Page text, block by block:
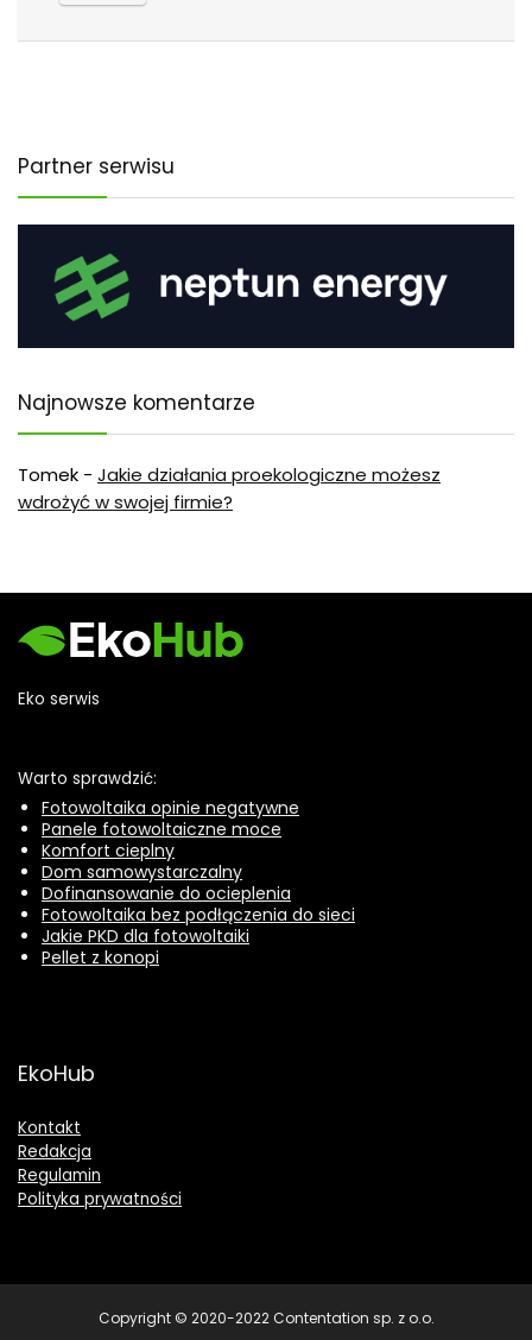
Partner serwisu
Najnowsze komentarze
Tomek - Jakie działania proekologiczne możesz
wdrożyć w swojej firmie?
Eko serwis
Warto sprawdzić:
Fotowoltaika opinie negatywne
Panele fotowoltaiczne moce
Komfort cieplny
Dom samowystarczalny
Dofinansowanie do ocieplenia
Fotowoltaika bez podłączenia do sieci
Jakie PKD dla fotowoltaiki
Pellet z konopi
EkoHub
Kontakt
Redakcja
Regulamin
Polityka prywatności
Copyright © 2020-2022 Contentation sp. z o.o.